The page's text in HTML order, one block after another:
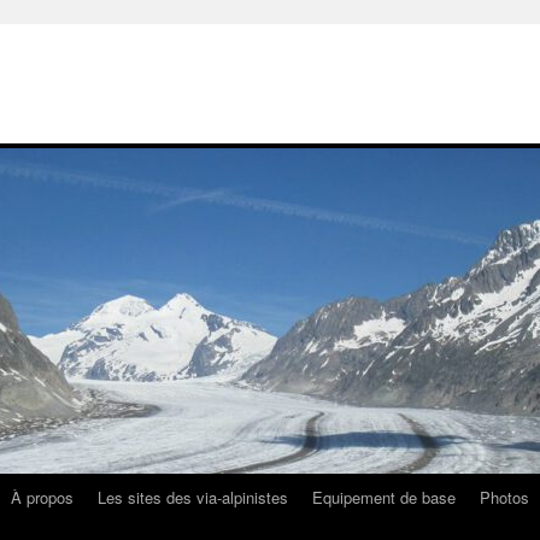
À propos Les sites des via-alpinistes Equipement de base Photos